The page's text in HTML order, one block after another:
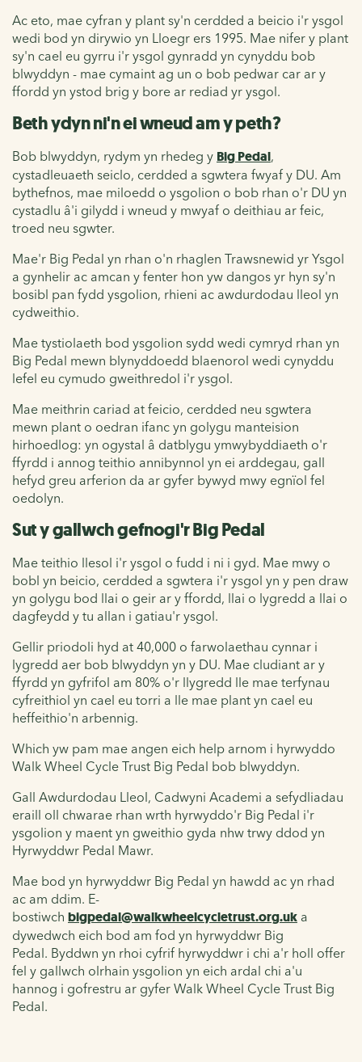
Ac eto, mae cyfran y plant sy'n cerdded a beicio i'r ysgol
wedi bod yn dirywio yn Lloegr ers 1995. Mae nifer y plant
sy'n cael eu gyrru i'r ysgol gynradd yn cynyddu bob
blwyddyn - mae cymaint ag un o bob pedwar car ar y
ffordd yn ystod brig y bore ar rediad yr ysgol.
Beth ydyn ni'n ei wneud am y peth?
Bob blwyddyn, rydym yn rhedeg y Big Pedal,
cystadleuaeth seiclo, cerdded a sgwtera fwyaf y DU. Am
bythefnos, mae miloedd o ysgolion o bob rhan o'r DU yn
cystadlu â'i gilydd i wneud y mwyaf o deithiau ar feic,
troed neu sgwter.
Mae'r Big Pedal yn rhan o'n rhaglen Trawsnewid yr Ysgol
a gynhelir ac amcan y fenter hon yw dangos yr hyn sy'n
bosibl pan fydd ysgolion, rhieni ac awdurdodau lleol yn
cydweithio.
Mae tystiolaeth bod ysgolion sydd wedi cymryd rhan yn
Big Pedal mewn blynyddoedd blaenorol wedi cynyddu
lefel eu cymudo gweithredol i'r ysgol.
Mae meithrin cariad at feicio, cerdded neu sgwtera
mewn plant o oedran ifanc yn golygu manteision
hirhoedlog: yn ogystal â datblygu ymwybyddiaeth o'r
ffyrdd i annog teithio annibynnol yn ei arddegau, gall
hefyd greu arferion da ar gyfer bywyd mwy egnïol fel
oedolyn.
Sut y gallwch gefnogi'r Big Pedal
Mae teithio llesol i'r ysgol o fudd i ni i gyd. Mae mwy o
bobl yn beicio, cerdded a sgwtera i'r ysgol yn y pen draw
yn golygu bod llai o geir ar y ffordd, llai o lygredd a llai o
dagfeydd y tu allan i gatiau'r ysgol.
Gellir priodoli hyd at 40,000 o farwolaethau cynnar i
lygredd aer bob blwyddyn yn y DU. Mae cludiant ar y
ffyrdd yn gyfrifol am 80% o'r llygredd lle mae terfynau
cyfreithiol yn cael eu torri a lle mae plant yn cael eu
heffeithio'n arbennig.
Which yw pam mae angen eich help arnom i hyrwyddo
Walk Wheel Cycle Trust Big Pedal bob blwyddyn.
Gall Awdurdodau Lleol, Cadwyni Academi a sefydliadau
eraill oll chwarae rhan wrth hyrwyddo'r Big Pedal i'r
ysgolion y maent yn gweithio gyda nhw trwy ddod yn
Hyrwyddwr Pedal Mawr.
Mae bod yn hyrwyddwr Big Pedal yn hawdd ac yn rhad
ac am ddim. E-
bostiwch bigpedal@walkwheelcycletrust.org.uk a
dywedwch eich bod am fod yn hyrwyddwr Big
Pedal. Byddwn yn rhoi cyfrif hyrwyddwr i chi a'r holl offer
fel y gallwch olrhain ysgolion yn eich ardal chi a'u
hannog i gofrestru ar gyfer Walk Wheel Cycle Trust Big
Pedal.